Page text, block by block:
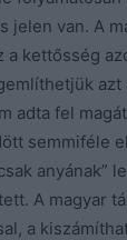
jelen van. A
a kettősség
azt
adta fel
semmiféle
anyának”
A magyar
a